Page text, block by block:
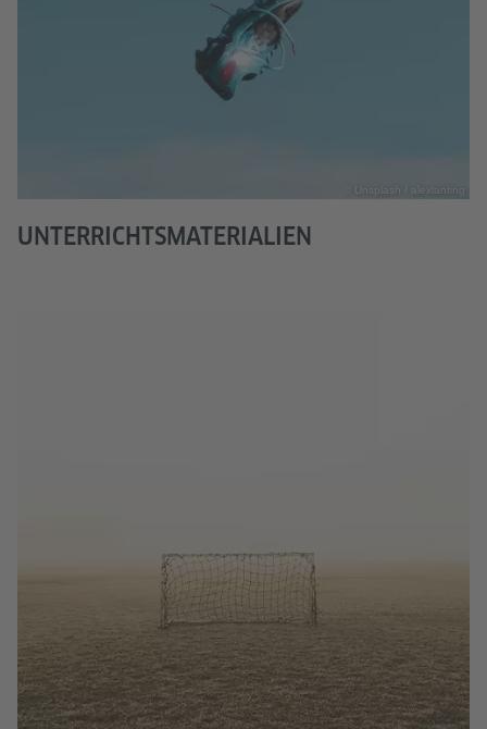
© Unsplash / alexlanting
UNTERRICHTSMATERIALIEN